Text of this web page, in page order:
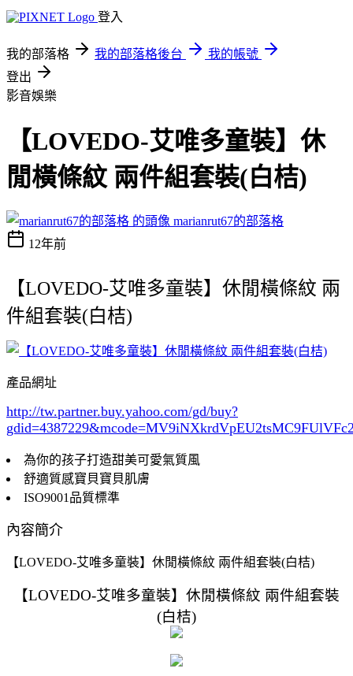
登入
我的部落格 我的部落格後台
我的帳號
登出
影音娛樂
【LOVEDO-艾唯多童裝】休
閒橫條紋 兩件組套裝(白桔)
marianrut67的部落格
12年前
【LOVEDO-艾唯多童裝】休閒橫條紋 兩
件組套裝(白桔)
產品網址
http://tw.partner.buy.yahoo.com/gd/buy?
gdid=4387229
為你的孩子打造甜美可愛氣質風
舒適質感寶貝寶貝肌膚
ISO9001品質標準
內容簡介
【LOVEDO-艾唯多童裝】休閒橫條紋 兩件組套裝(白桔)
【LOVEDO-艾唯多童裝】休閒橫條紋 兩件組套裝
(白桔)